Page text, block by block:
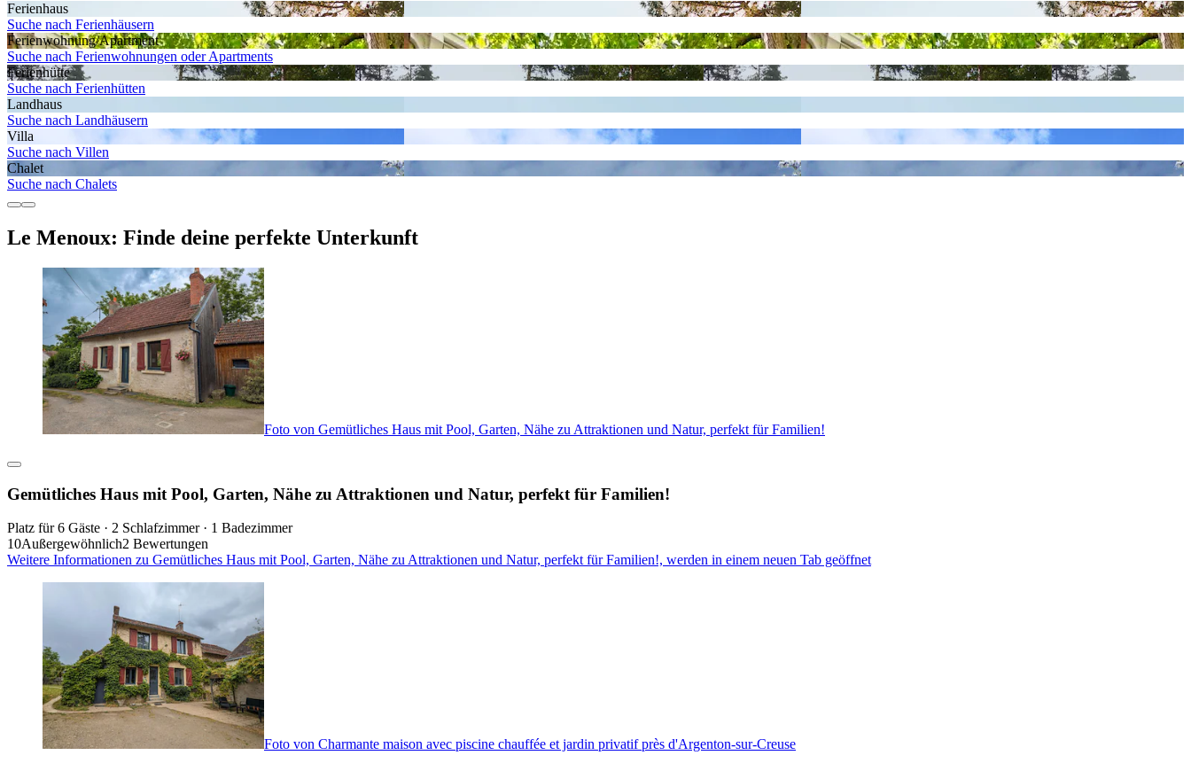
Ferienhaus
Suche nach Ferienhäusern
Ferienwohnung/Apartment
Suche nach Ferienwohnungen oder Apartments
Ferienhütte
Suche nach Ferienhütten
Landhaus
Suche nach Landhäusern
Villa
Suche nach Villen
Chalet
Suche nach Chalets
Le Menoux: Finde deine perfekte Unterkunft
Foto von Gemütliches Haus mit Pool, Garten, Nähe zu Attraktionen und Natur, perfekt für Familien!
Gemütliches Haus mit Pool, Garten, Nähe zu Attraktionen und Natur, perfekt für Familien!
Platz für 6 Gäste · 2 Schlafzimmer · 1 Badezimmer
10Außergewöhnlich2 Bewertungen
Weitere Informationen zu Gemütliches Haus mit Pool, Garten, Nähe zu Attraktionen und Natur, perfekt für Familien!, werden in einem neuen Tab geöffnet
Foto von Charmante maison avec piscine chauffée et jardin privatif près d'Argenton-sur-Creuse